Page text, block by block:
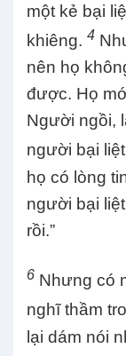
một kẻ bại
khiêng. 4
nên họ
được. Họ
Người ngồi,
người bại
họ có lòng
người bại
rồi.”
6 Nhưng có
nghĩ thầm
lại dám nói